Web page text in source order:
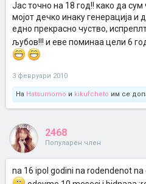
Јас точно на 18 год!! како да
мојот дечко инаку генерација и
едно прекрасно чуство,
љубов!!! и еве поминаа цели 6
3 февруари 2010
На Hatsumomo и kikufcheto им се
2468
Популарен член
na 16 ipol godini na rodendenot